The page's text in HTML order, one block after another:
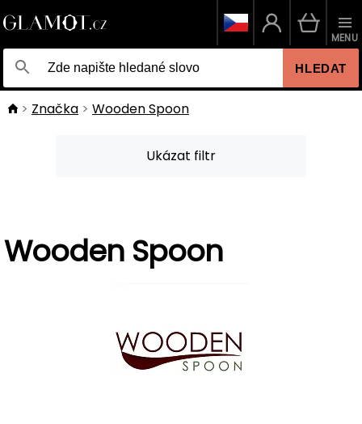
HLEDAT
MENU
Značka Wooden Spoon
Ukázat filtr
Wooden Spoon